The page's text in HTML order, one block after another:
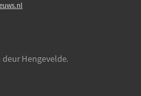
Hengevelde.